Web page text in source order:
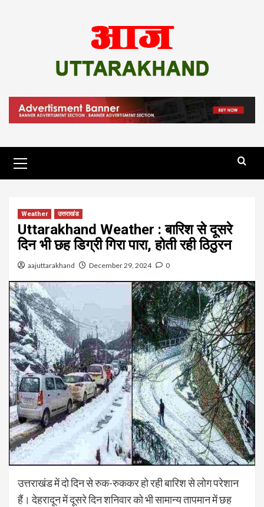
Menu
Weather उत्तराखंड
Uttarakhand Weather : बारिश से दूसरे
दिन भी छह डिग्री गिरा पारा, होती रही ठिठुरन
aajuttarakhand December 29, 2024 0
उत्तराखंड में दो दिन से रुक-रुककर हो रही बारिश से लोग परेशान
हैं। देहरादून में दूसरे दिन शनिवार को भी सामान्य तापमान में छह